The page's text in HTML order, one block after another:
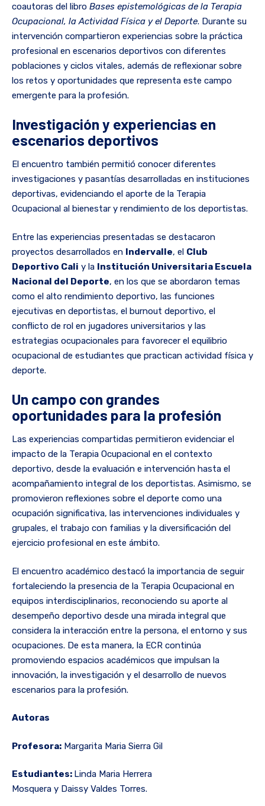
coautoras del libro Bases epistemológicas de la Terapia
Ocupacional, la Actividad Física y el Deporte. Durante su
intervención compartieron experiencias sobre la práctica
profesional en escenarios deportivos con diferentes
poblaciones y ciclos vitales, además de reflexionar sobre
los retos y oportunidades que representa este campo
emergente para la profesión.
Investigación y experiencias en
escenarios deportivos
El encuentro también permitió conocer diferentes
investigaciones y pasantías desarrolladas en instituciones
deportivas, evidenciando el aporte de la Terapia
Ocupacional al bienestar y rendimiento de los deportistas.
Entre las experiencias presentadas se destacaron
proyectos desarrollados en Indervalle, el Club
Deportivo Cali y la Institución Universitaria Escuela
Nacional del Deporte, en los que se abordaron temas
como el alto rendimiento deportivo, las funciones
ejecutivas en deportistas, el burnout deportivo, el
conflicto de rol en jugadores universitarios y las
estrategias ocupacionales para favorecer el equilibrio
ocupacional de estudiantes que practican actividad física y
deporte.
Un campo con grandes
oportunidades para la profesión
Las experiencias compartidas permitieron evidenciar el
impacto de la Terapia Ocupacional en el contexto
deportivo, desde la evaluación e intervención hasta el
acompañamiento integral de los deportistas. Asimismo, se
promovieron reflexiones sobre el deporte como una
ocupación significativa, las intervenciones individuales y
grupales, el trabajo con familias y la diversificación del
ejercicio profesional en este ámbito.
El encuentro académico destacó la importancia de seguir
fortaleciendo la presencia de la Terapia Ocupacional en
equipos interdisciplinarios, reconociendo su aporte al
desempeño deportivo desde una mirada integral que
considera la interacción entre la persona, el entorno y sus
ocupaciones. De esta manera, la ECR continúa
promoviendo espacios académicos que impulsan la
innovación, la investigación y el desarrollo de nuevos
escenarios para la profesión.
Autoras
Profesora: Margarita Maria Sierra Gil
Estudiantes: Linda Maria Herrera
Mosquera y Daissy Valdes Torres.